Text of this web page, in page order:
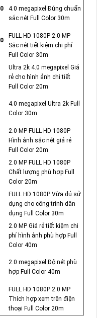
4.0 megapixel Đúng chuẩn
sắc nét Full Color 30m
FULL HD 1080P 2.0 MP
Sắc nét tiết kiệm chi phí
Full Color 30m
Ultra 2k 4.0 megapixel Giá
rẻ cho hình ảnh chi tiết
Full Color 20m
4.0 megapixel Ultra 2k Full
Color 30m
2.0 MP FULL HD 1080P
Hình ảnh sắc nét giá rẻ
Full Color 20m
2.0 MP FULL HD 1080P
Chất lượng phù hợp Full
Color 20m
FULL HD 1080P Vừa đủ sử
dụng cho công trình dân
dụng Full Color 30m
2.0 MP Giá rẻ tiết kiệm chi
phí hình ảnh phù hợp Full
Color 40m
2.0 megapixel Độ nét phù
hợp Full Color 40m
FULL HD 1080P 2.0 MP
Thích hợp xem trên điện
thoại Full Color 20m